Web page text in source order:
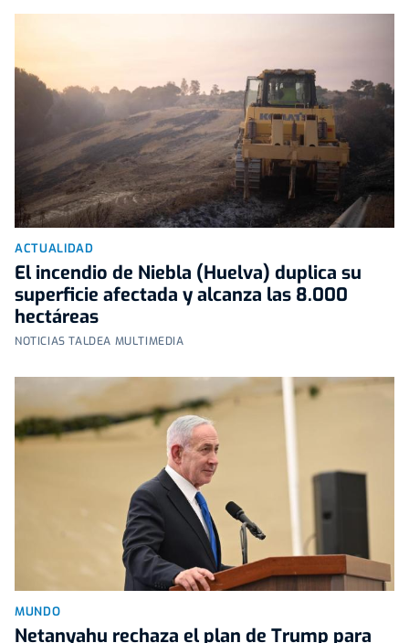
ACTUALIDAD
El incendio de Niebla (Huelva) duplica su
superficie afectada y alcanza las 8.000
hectáreas
NOTICIAS TALDEA MULTIMEDIA
MUNDO
Netanyahu rechaza el plan de Trump para